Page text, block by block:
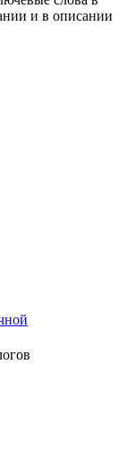
и в описании